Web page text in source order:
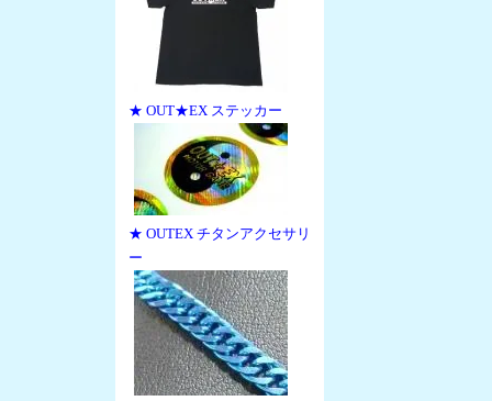
★ OUT★EX ステッカー
★ OUTEX チタンアクセサリ
ー